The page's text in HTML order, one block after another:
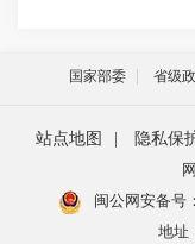
国家部委 省级
站点地图 隐私保
闽公网安备号：
地址